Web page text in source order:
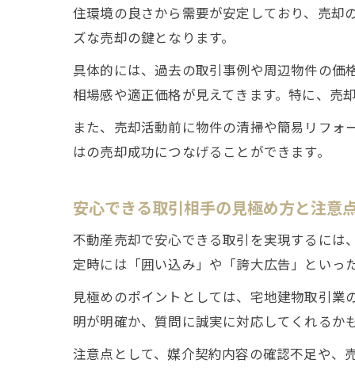
住環境の良さから需要が安定しており、売却
ズな売却の鍵となります。
具体的には、過去の取引事例や周辺物件の価
相場感や適正価格が見えてきます。特に、売
また、売却活動前に物件の清掃や簡易リフ
はの売却成功につなげることができます。
安心できる取引相手の見極め方と注意
不動産売却で安心できる取引を実現するには
定時には「囲い込み」や「誇大広告」といっ
見極めのポイントとしては、宅地建物取引
明が明確か、質問に誠実に対応してくれるか
注意点として、媒介契約内容の確認不足や、